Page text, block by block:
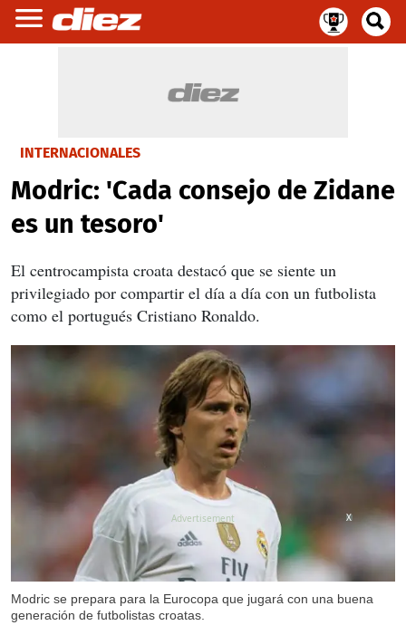
INTERNACIONALES
Modric: 'Cada consejo de Zidane
es un tesoro'
El centrocampista croata destacó que se siente un
privilegiado por compartir el día a día con un futbolista
como el portugués Cristiano Ronaldo.
Modric se prepara para la Eurocopa que jugará con una buena
generación de futbolistas croatas.
X